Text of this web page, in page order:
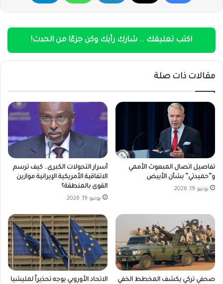
اكتب تعليقك .. شارك رأيك وكن جزءًا من الحدث!
مقالات ذات صلة
تفاصيل اتصال المبعوث الأممي
و”حميدتي” بشأن الأبيض
يونيو 19, 2026
أسرار التحولات الكبرى.. كيف ترسم
الاتفاقية الأمريكية الإيرانية موازين
القوى بالمنطقة؟
يونيو 19, 2026
صحفي تركي يكشف المخطط الخفي
الاتحاد الأوروبي يوجه تحذيراً لمليشيا